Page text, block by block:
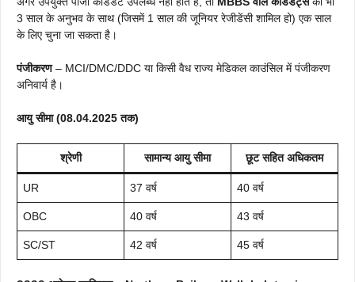
3 साल के अनुभव के साथ (जिसमें 1 साल की जूनियर रेजीडेंसी शामिल हो) एक साल
के लिए चुना जा सकता है।
पंजीकरण– MCI/DMC/DDC या किसी वैध राज्य मेडिकल काउंसिल में पंजीकरण
अनिवार्य है।
आयु सीमा (08.04.2025 तक)
श्रेणी सामान्य आयु सीमा छूट सहित अधिकतम
UR 37 वर्ष 40 वर्ष
OBC 40 वर्ष 43 वर्ष
SC/ST 42 वर्ष 45 वर्ष